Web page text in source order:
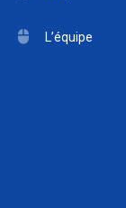
L’équipe